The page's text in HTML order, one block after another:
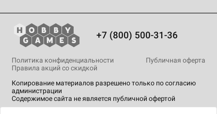
+7 (800) 500-31-36
Копирование материалов разрешено только по согласию
администрации
Содержимое сайта не является публичной офертой
Политика конфиденциальности
Публичная оферта
Правила акций со скидкой